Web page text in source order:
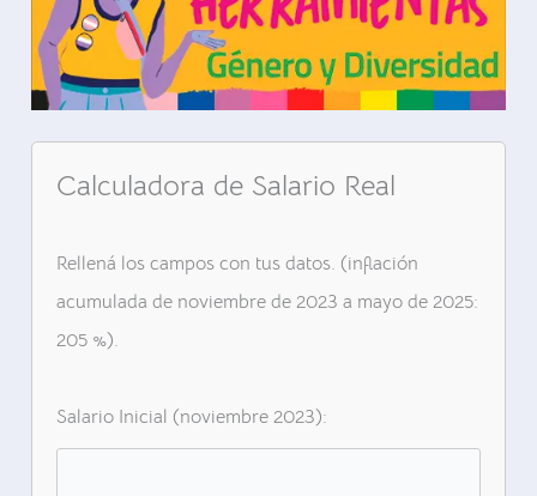
Calculadora de Salario Real
Rellená los campos con tus datos. (inflación
acumulada de noviembre de 2023 a mayo de 2025:
205 %).
Salario Inicial (noviembre 2023):